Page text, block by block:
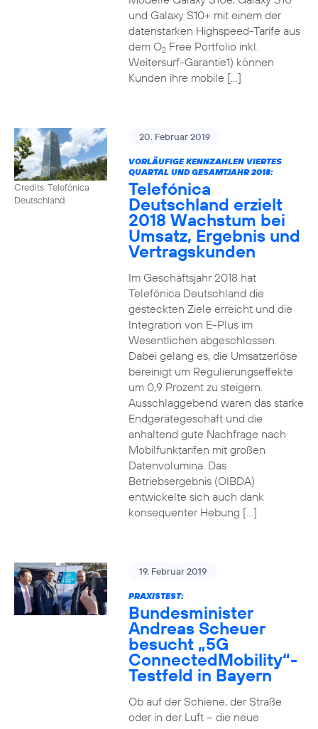
und Galaxy S10+ mit einem der
datenstarken Highspeed-Tarife aus
dem O2Free Portfolio inkl.
Weitersurf-Garantie1) können
Kunden ihre mobile […]
Credits: Telefónica
Deutschland
20. Februar 2019
VORLÄUFIGE KENNZAHLEN VIERTES
QUARTAL UND GESAMTJAHR 2018:
Telefónica
Deutschland erzielt
2018 Wachstum bei
Umsatz, Ergebnis und
Vertragskunden
Im Geschäftsjahr 2018 hat
Telefónica Deutschland die
gesteckten Ziele erreicht und die
Integration von E-Plus im
Wesentlichen abgeschlossen.
Dabei gelang es, die Umsatzerlöse
bereinigt um Regulierungseffekte
um 0,9 Prozent zu steigern.
Ausschlaggebend waren das starke
Endgerätegeschäft und die
anhaltend gute Nachfrage nach
Mobilfunktarifen mit großen
Datenvolumina. Das
Betriebsergebnis (OIBDA)
entwickelte sich auch dank
konsequenter Hebung […]
19. Februar 2019
PRAXISTEST:
Bundesminister
Andreas Scheuer
besucht „5G
ConnectedMobility“-
Testfeld in Bayern
Ob auf der Schiene, der Straße
oder in der Luft – die neue